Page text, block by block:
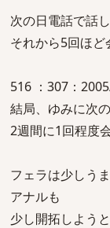
次の日電話で話
それから5回ほど
516 ：307：
結局、ゆみに次
2週間に1回程度
フェラは少しう
アナルも
少し開拓しよう